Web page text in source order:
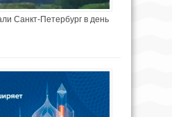
Санкт-Петербург в день